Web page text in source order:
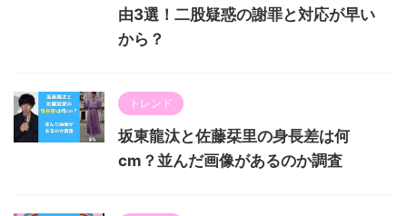
由3選！二股疑惑の謝罪と対応が早い
から？
トレンド
坂東龍汰と佐藤栞里の身長差は何
cm？並んだ画像があるのか調査